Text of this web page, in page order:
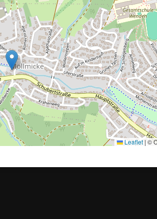
Leaflet | ©